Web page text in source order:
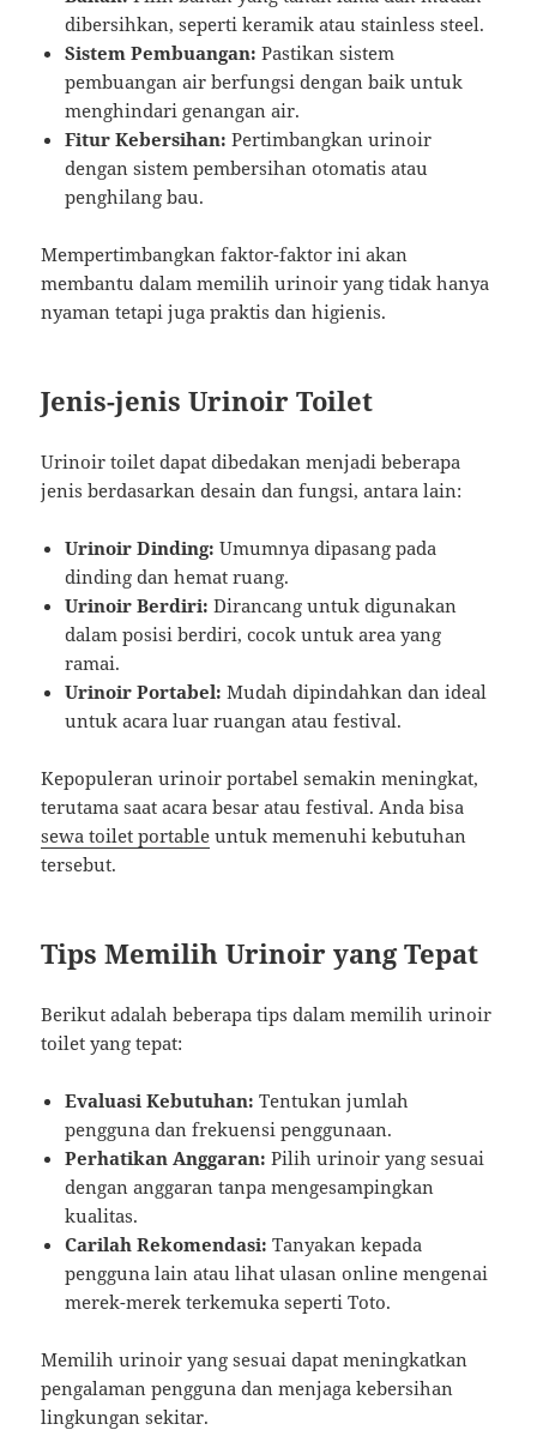
dibersihkan, seperti keramik atau stainless steel.
Sistem Pembuangan: Pastikan sistem
pembuangan air berfungsi dengan baik untuk
menghindari genangan air.
Fitur Kebersihan: Pertimbangkan urinoir
dengan sistem pembersihan otomatis atau
penghilang bau.
Mempertimbangkan faktor-faktor ini akan
membantu dalam memilih urinoir yang tidak hanya
nyaman tetapi juga praktis dan higienis.
Jenis-jenis Urinoir Toilet
Urinoir toilet dapat dibedakan menjadi beberapa
jenis berdasarkan desain dan fungsi, antara lain:
Urinoir Dinding: Umumnya dipasang pada
dinding dan hemat ruang.
Urinoir Berdiri: Dirancang untuk digunakan
dalam posisi berdiri, cocok untuk area yang
ramai.
Urinoir Portabel: Mudah dipindahkan dan ideal
untuk acara luar ruangan atau festival.
Kepopuleran urinoir portabel semakin meningkat,
terutama saat acara besar atau festival. Anda bisa
sewa toilet portable untuk memenuhi kebutuhan
tersebut.
Tips Memilih Urinoir yang Tepat
Berikut adalah beberapa tips dalam memilih urinoir
toilet yang tepat:
Evaluasi Kebutuhan: Tentukan jumlah
pengguna dan frekuensi penggunaan.
Perhatikan Anggaran: Pilih urinoir yang sesuai
dengan anggaran tanpa mengesampingkan
kualitas.
Carilah Rekomendasi: Tanyakan kepada
pengguna lain atau lihat ulasan online mengenai
merek-merek terkemuka seperti Toto.
Memilih urinoir yang sesuai dapat meningkatkan
pengalaman pengguna dan menjaga kebersihan
lingkungan sekitar.